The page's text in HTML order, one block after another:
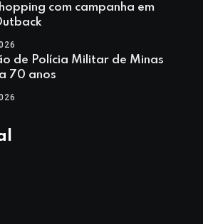
com campanha em
de Polícia Militar de Minas
70 anos